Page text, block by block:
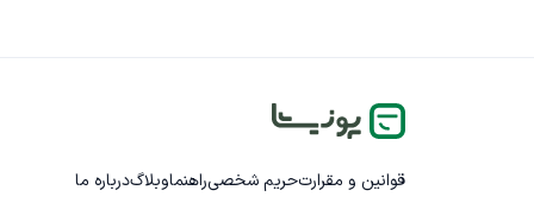
قوانین و مقرارتحریم شخصیراهنماوبلاگدرباره ما